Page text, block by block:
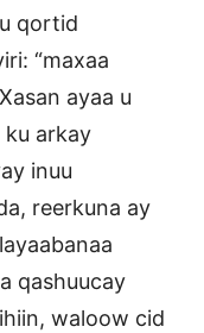
qortid
“maxaa
ayaa u
ku arkay
inuu
reerkuna ay
qashuucay
waloow cid